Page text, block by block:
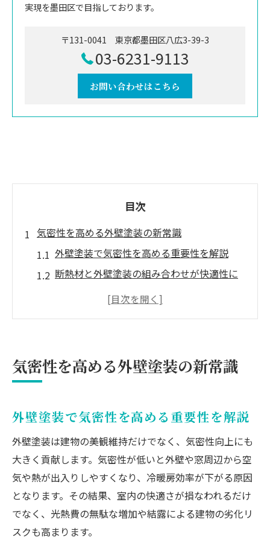
実現を墨田区で目指しております。
〒131-0041 東京都墨田区八広3-39-3
03-6231-9113
お問い合わせはこちら
目次
気密性を高める外壁塗装の新常識
外壁塗装で気密性を高める重要性を解説
断熱材と外壁塗装の組み合わせが快適性に
ツ
理由
外壁塗装で断熱と快適性を実現する方法
外壁塗装の断熱効果で室内快適を実現する
秘訣
断熱塗料の特徴と快適な住まいづくりのポ
イント
気密性アップに外壁塗装が果たす役割を詳
気密性を高める外壁塗装の新常識
外壁塗装で気密性を高める重要性を解説
外壁塗装は建物の美観維持だけでなく、気密性向上にも
大きく貢献します。気密性が低いと外壁や窓周辺から空
気や熱が出入りしやすくなり、冷暖房効率が下がる原因
となります。その結果、室内の快適さが損なわれるだけ
でなく、光熱費の無駄な増加や結露による建物の劣化リ
スクも高まります。